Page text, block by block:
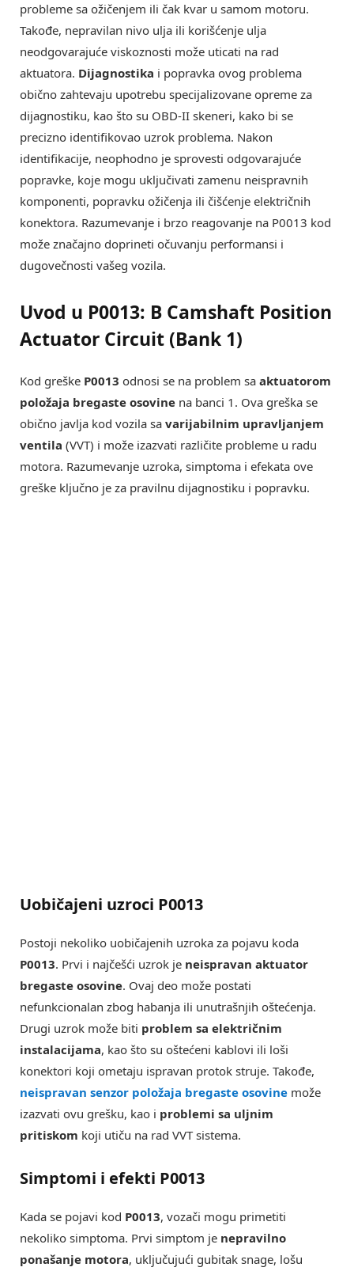
probleme sa ožičenjem ili čak kvar u samom motoru.
Takođe, nepravilan nivo ulja ili korišćenje ulja
neodgovarajuće viskoznosti može uticati na rad
aktuatora. Dijagnostika i popravka ovog problema
obično zahtevaju upotrebu specijalizovane opreme za
dijagnostiku, kao što su OBD-II skeneri, kako bi se
precizno identifikovao uzrok problema. Nakon
identifikacije, neophodno je sprovesti odgovarajuće
popravke, koje mogu uključivati zamenu neispravnih
komponenti, popravku ožičenja ili čišćenje električnih
konektora. Razumevanje i brzo reagovanje na P0013 kod
može značajno doprineti očuvanju performansi i
dugovečnosti vašeg vozila.
Uvod u P0013: B Camshaft Position
Actuator Circuit (Bank 1)
Kod greške P0013 odnosi se na problem sa aktuatorom
položaja bregaste osovine na banci 1. Ova greška se
obično javlja kod vozila sa varijabilnim upravljanjem
ventila (VVT) i može izazvati različite probleme u radu
motora. Razumevanje uzroka, simptoma i efekata ove
greške ključno je za pravilnu dijagnostiku i popravku.
Uobičajeni uzroci P0013
Postoji nekoliko uobičajenih uzroka za pojavu koda
P0013. Prvi i najčešći uzrok je neispravan aktuator
bregaste osovine. Ovaj deo može postati
nefunkcionalan zbog habanja ili unutrašnjih oštećenja.
Drugi uzrok može biti problem sa električnim
instalacijama, kao što su oštećeni kablovi ili loši
konektori koji ometaju ispravan protok struje. Takođe,
neispravan senzor položaja bregaste osovine može
izazvati ovu grešku, kao i problemi sa uljnim
pritiskom koji utiču na rad VVT sistema.
Simptomi i efekti P0013
Kada se pojavi kod P0013, vozači mogu primetiti
nekoliko simptoma. Prvi simptom je nepravilno
ponašanje motora, uključujući gubitak snage, lošu